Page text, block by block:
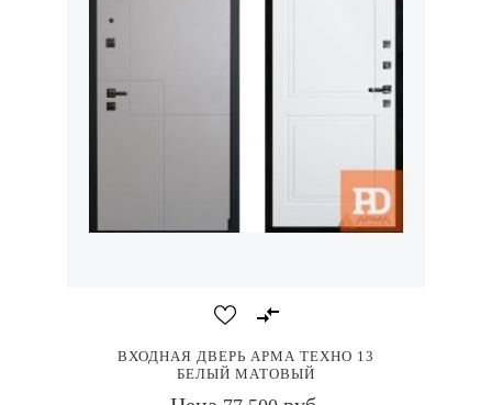
ВХОДНАЯ ДВЕРЬ АРМА ТЕХНО 13
БЕЛЫЙ МАТОВЫЙ